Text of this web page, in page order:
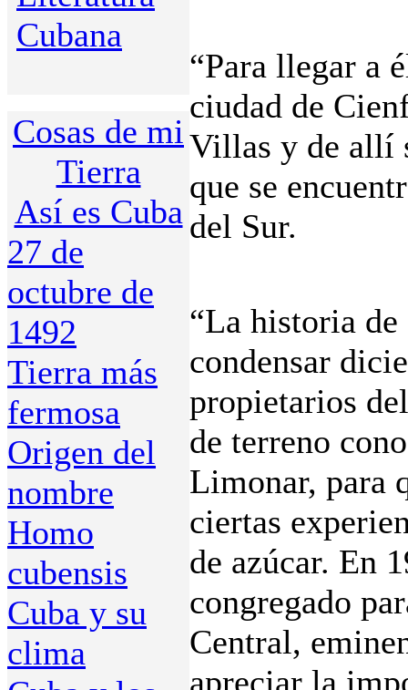
Cubana
Cosas de mi
Tierra
Así es Cuba
27 de
octubre de
1492
Tierra más
fermosa
Origen del
nombre
Homo
cubensis
Cuba y su
clima
“Para llegar a
ciudad de
Villas y de allí
que se
del Sur.
“La historia
condensar
propietarios
de terreno
Limonar, para
ciertas
de azúcar. En
congregado
Central,
apreciar la